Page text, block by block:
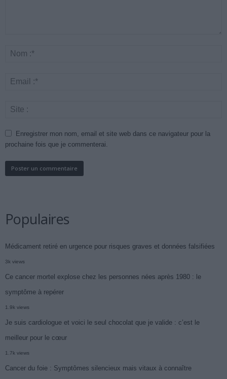
Enregistrer mon nom, email et site web dans ce navigateur pour la
prochaine fois que je commenterai.
Populaires
Médicament retiré en urgence pour risques graves et données falsifiées
3k views
Ce cancer mortel explose chez les personnes nées après 1980 : le
symptôme à repérer
1.9k views
Je suis cardiologue et voici le seul chocolat que je valide : c’est le
meilleur pour le cœur
1.7k views
Cancer du foie : Symptômes silencieux mais vitaux à connaître